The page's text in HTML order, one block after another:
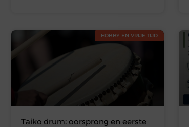
HOBBY EN VRIJE TIJD
Taiko drum: oorsprong en eerste